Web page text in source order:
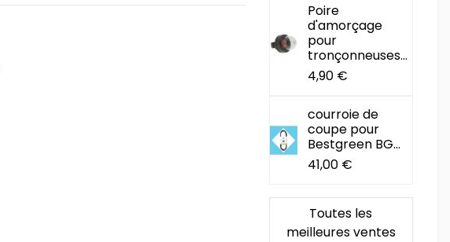
Poire
d'amorçage
pour
tronçonneuses...
4,90 €
courroie de
coupe pour
Bestgreen BG...
41,00 €
Toutes les
meilleures ventes